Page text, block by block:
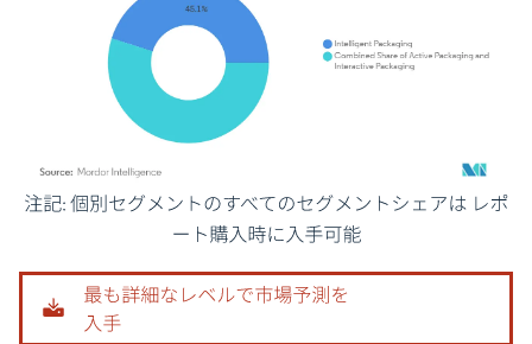
画像 © Mordor Intelligence。再利用にはCC BY 4.0の表示が必要です。